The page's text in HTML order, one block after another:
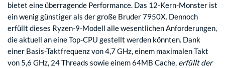
bietet eine überragende Performance. Das 12-Kern-Monster ist
ein wenig günstiger als der große Bruder 7950X. Dennoch
erfüllt dieses Ryzen-9-Modell alle wesentlichen Anforderungen,
die aktuell an eine Top-CPU gestellt werden könnten. Dank
einer Basis-Taktfrequenz von 4,7 GHz, einem maximalen Takt
von 5,6 GHz, 24 Threads sowie einem 64MB Cache, erfüllt der